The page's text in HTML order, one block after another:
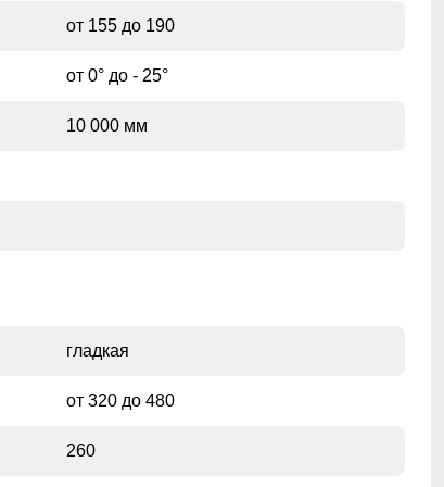
от 155 до 190
от 0° до - 25°
10 000 мм
гладкая
от 320 до 480
260